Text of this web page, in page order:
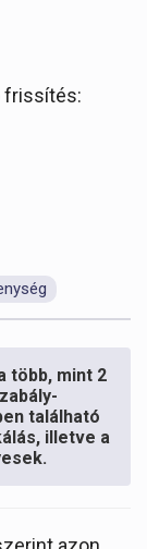
frissítés:
több, mint 2
található
illetve a